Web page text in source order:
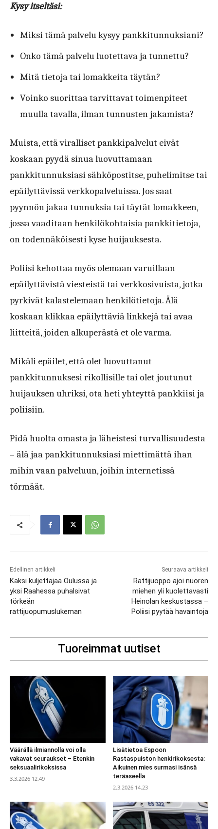
Kysy itseltäsi:
Miksi tämä palvelu kysyy pankkitunnuksiani?
Onko tämä palvelu luotettava ja tunnettu?
Mitä tietoja tai lomakkeita täytän?
Voinko suorittaa tarvittavat toimenpiteet
muulla tavalla, ilman tunnusten jakamista?
Muista, että viralliset pankkipalvelut eivät
koskaan pyydä sinua luovuttamaan
pankkitunnuksiasi sähköpostitse, puhelimitse tai
epäilyttävissä verkkopalveluissa. Jos saat
pyynnön jakaa tunnuksia tai täytät lomakkeen,
jossa vaaditaan henkilökohtaisia pankkitietoja,
on todennäköisesti kyse huijauksesta.
Poliisi kehottaa myös olemaan varuillaan
epäilyttävistä viesteistä tai verkkosivuista, jotka
pyrkivät kalastelemaan henkilötietoja. Älä
koskaan klikkaa epäilyttäviä linkkejä tai avaa
liitteitä, joiden alkuperästä et ole varma.
Mikäli epäilet, että olet luovuttanut
pankkitunnuksesi rikollisille tai olet joutunut
huijauksen uhriksi, ota heti yhteyttä pankkiisi ja
poliisiin.
Pidä huolta omasta ja läheistesi turvallisuudesta
– älä jaa pankkitunnuksiasi miettimättä ihan
mihin vaan palveluun, joihin internetissä
törmäät.
Edellinen artikkeli
Kaksi kuljettajaa Oulussa ja
yksi Raahessa puhalsivat
törkeän
rattijuopumuslukeman
Seuraava artikkeli
Rattijuoppo ajoi nuoren
miehen yli kuolettavasti
Heinolan keskustassa –
Poliisi pyytää havaintoja
Tuoreimmat uutiset
Väärällä ilmiannolla voi olla
vakavat seuraukset – Etenkin
seksuaalirikoksissa
3.3.2026 12.49
Lisätietoa Espoon
Rastaspuiston henkirikoksesta:
Aikuinen mies surmasi isänsä
teräaseella
2.3.2026 14.23